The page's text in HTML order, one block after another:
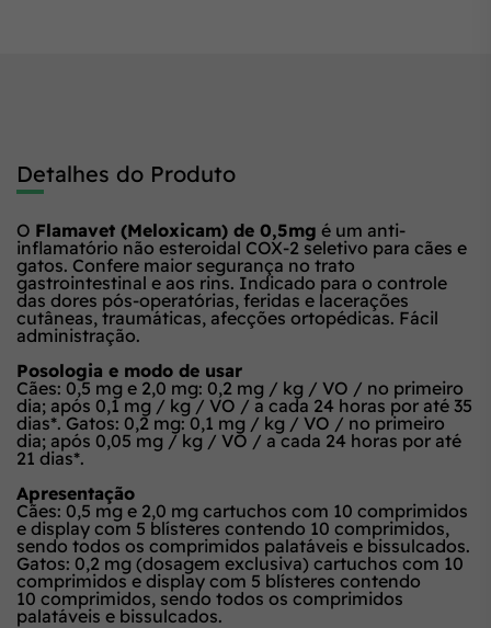
Detalhes do Produto
O Flamavet (Meloxicam) de 0,5mg é um anti-
inflamatório não esteroidal COX-2 seletivo para cães e
gatos. Confere maior segurança no trato
gastrointestinal e aos rins. Indicado para o controle
das dores pós-operatórias, feridas e lacerações
cutâneas, traumáticas, afecções ortopédicas. Fácil
administração.
Posologia e modo de usar
Cães: 0,5 mg e 2,0 mg: 0,2 mg / kg / VO / no primeiro
dia; após 0,1 mg / kg / VO / a cada 24 horas por até 35
dias*. Gatos: 0,2 mg: 0,1 mg / kg / VO / no primeiro
dia; após 0,05 mg / kg / VO / a cada 24 horas por até
21 dias*.
Apresentação
Cães: 0,5 mg e 2,0 mg cartuchos com 10 comprimidos
e display com 5 blísteres contendo 10 comprimidos,
sendo todos os comprimidos palatáveis e bissulcados.
Gatos: 0,2 mg (dosagem exclusiva) cartuchos com 10
comprimidos e display com 5 blísteres contendo
10 comprimidos, sendo todos os comprimidos
palatáveis e bissulcados.